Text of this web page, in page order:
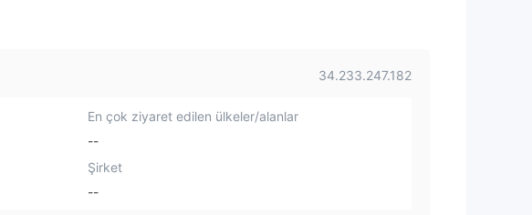
34.233.247.182
En çok ziyaret edilen ülkeler/alanlar
--
Şirket
--